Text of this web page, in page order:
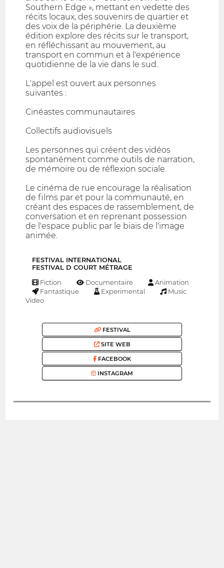
Southern Edge », mettant en vedette des
récits locaux, des souvenirs de quartier et
des voix de la périphérie. La deuxième
édition explore des récits sur le transport,
en réfléchissant au mouvement, au
transport en commun et à l'expérience
quotidienne de la vie dans le sud.
L'appel est ouvert aux personnes
suivantes :
Cinéastes communautaires
Collectifs audiovisuels
Les personnes qui créent des vidéos
spontanément comme outils de narration,
de mémoire ou de réflexion sociale.
Le cinéma de rue encourage la réalisation
de films par et pour la communauté, en
créant des espaces de rassemblement, de
conversation et en reprenant possession
de l'espace public par le biais de l'image
animée.
FESTIVAL INTERNATIONAL
FESTIVAL D COURT MÉTRAGE
Fiction Documentaire
Animation
Fantastique
Experimental
Music
Video
FESTIVAL
SITE WEB
FACEBOOK
INSTAGRAM